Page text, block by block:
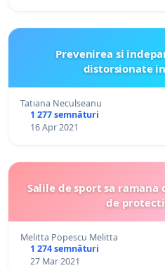
Prevenirea si
distorsionate
Tatiana Neculseanu
1 277 semnături
16 Apr 2021
Salile de sport sa
de
Melitta Popescu Melitta
1 274 semnături
27 Mar 2021